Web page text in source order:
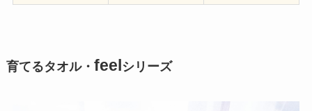
育てるタオル・ feel シリーズ